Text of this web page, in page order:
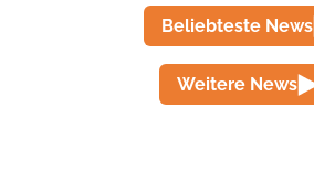
Beliebteste News
Weitere News